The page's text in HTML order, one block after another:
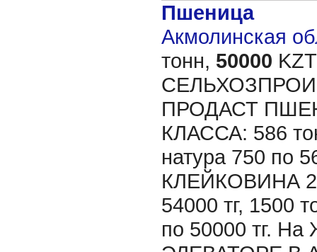
Пшеница
Акмолинская
тонн, 50000
ПРОДАСТ
КЛАССА: 586
натура 750 по
КЛЕЙКОВИНА
54000 тг,
по 50000 тг.